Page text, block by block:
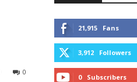
0
21,915 Fans
3,912 Followers
0 Subscribers